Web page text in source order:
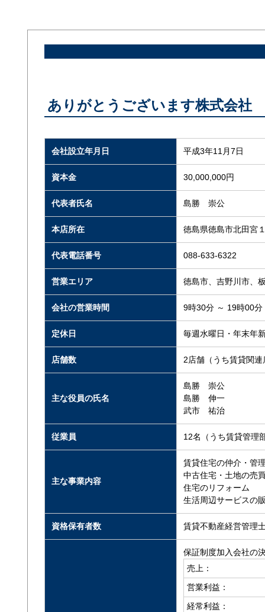
ありがとうございます株式会社
会社設立年月日 平成3年11月7日
資本金 30,000,000円
代表者氏名 島勝 崇公
本店所在 徳島県徳島市北田宮
代表電話番号 088-633-6322
営業エリア 徳島市、吉野川市、
会社の営業時間 9時30分 ～ 19時00分
定休日 毎週水曜日・年末年
店舗数 2店舗（うち賃貸関
主な役員の氏名
島勝 崇公
島勝 伸一
武市 祐治
従業員 12名（うち賃貸管理
主な事業内容
賃貸住宅の仲介・管
中古住宅・土地の売
住宅のリフォーム
生活周辺サービスの
資格保有者数 賃貸不動産経営管理
保証制度加入会社の
売上：
営業利益：
経常利益：